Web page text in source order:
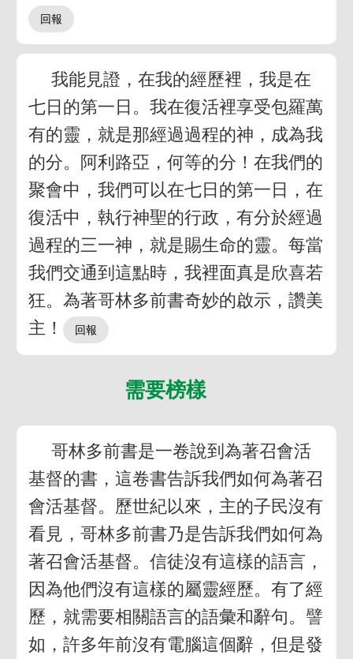
我能見證，在我的經歷裡，我是在
七日的第一日。我在復活裡享受包羅萬
有的靈，就是那經過過程的神，成為我
的分。阿利路亞，何等的分！在我們的
聚會中，我們可以在七日的第一日，在
復活中，執行神聖的行政，有分於經過
過程的三一神，就是賜生命的靈。每當
我們交通到這點時，我裡面真是欣喜若
狂。為著哥林多前書奇妙的啟示，讚美
主！
需要榜樣
哥林多前書是一卷說到為著召會活
基督的書，這卷書告訴我們如何為著召
會活基督。歷世紀以來，主的子民沒有
看見，哥林多前書乃是告訴我們如何為
著召會活基督。信徒沒有這樣的語言，
因為他們沒有這樣的屬靈經歷。有了經
歷，就需要相關語言的語彙和辭句。譬
如，許多年前沒有電腦這個辭，但是發